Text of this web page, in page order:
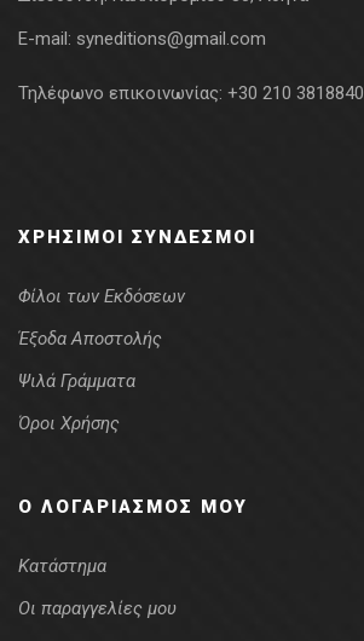
E-mail: syneditions@gmail.com
Τηλέφωνο επικοινωνίας: +30 210 3818840
ΧΡΉΣΙΜΟΙ ΣΎΝΔΕΣΜΟΙ
Φίλοι των Εκδόσεων
Έξοδα Αποστολής
Ψιλά Γράμματα
Όροι Χρήσης
Ο ΛΟΓΑΡΙΑΣΜΌΣ ΜΟΥ
Κατάστημα
Οι παραγγελίες μου